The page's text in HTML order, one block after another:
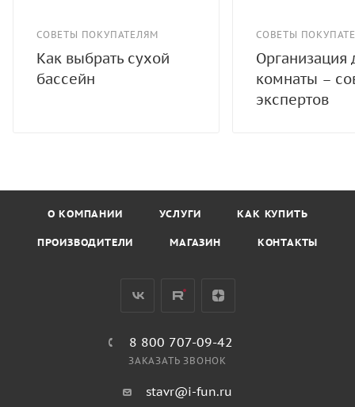
СОВЕТЫ ПОКУПАТЕЛЯМ
Как выбрать сухой
бассейн
СОВЕТЫ
Организация
комнаты –
экспертов
О КОМПАНИИ УСЛУГИ КАК КУПИТЬ
ПРОИЗВОДИТЕЛИ МАГАЗИН КОНТАКТЫ
8 800 707-09-42
ЗАКАЗАТЬ ЗВОНОК
stavr@i-fun.ru